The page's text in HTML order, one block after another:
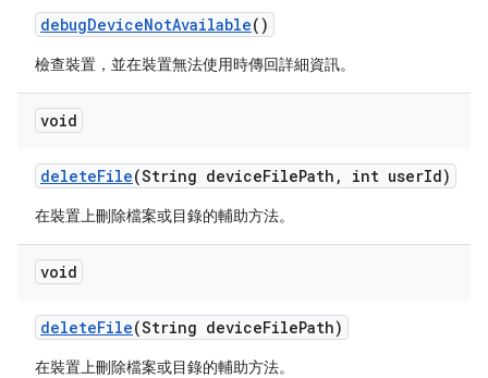
debugDeviceNotAvailable()
檢查裝置，並在裝置無法使用時傳回詳細資訊。
void
deleteFile(String deviceFilePath , int userId)
在裝置上刪除檔案或目錄的輔助方法。
void
deleteFile(String deviceFilePath)
在裝置上刪除檔案或目錄的輔助方法。